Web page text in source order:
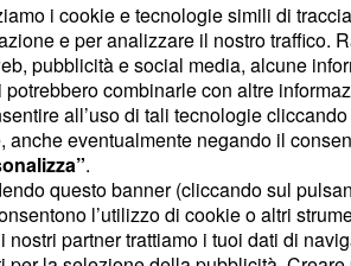
Trapani
di Pasquale Marino oggi sarebbe
in classifica). Lo 0-4 di Novara è
veneta per buona parte della
di Baroni. I numeri dei
giusti:6 sole partitevinte in 30
davvero molto poche, ma la
i cookie e tecnologie simili di
e per analizzare il nostro traffico.
pubblicità e social media, alcune
potrebbero combinarle con altre
all’uso di tali tecnologie
anche eventualmente negando il
.
questo banner (cliccando sul
l’utilizzo di cookie o altri
nostri partner trattiamo i tuoi dati di